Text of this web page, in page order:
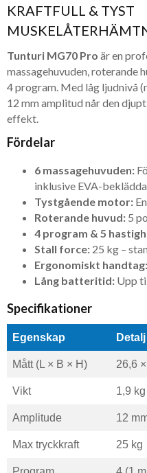
KRAFTFULL & TYST
Tunturi MG70 Pro är en
massagehuvuden, roterande
4 program. Med låg ljudnivå
12 mm amplitud når den
effekt.
Fördelar
6 massagehuvuden:
inklusive EVA-
Tystgående motor:
Roterande huvud: 5
4 program & 5
Stall force: 25 kg –
Ergonomiskt handtag:
Lång batteritid: Upp
Specifikationer
Egenskap Detalj
Mått (L × B × H) 26,6
Vikt 1,9 kg
Amplitude 12
Max tryckkraft 25 kg